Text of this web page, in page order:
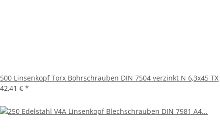
500 Linsenkopf Torx Bohrschrauben DIN 7504 verzinkt N 6,3x45 TX
42,41 € *